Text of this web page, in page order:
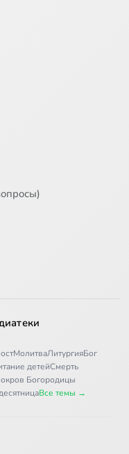
МолитваЛитургияБог
детейСмерть
Богородицы
Все темы →